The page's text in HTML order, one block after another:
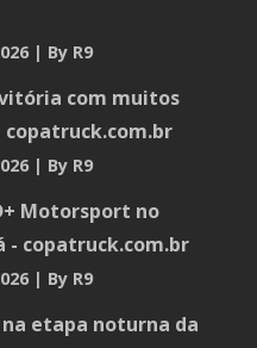
By R9
com muitos
copatruck.com.br
By R9
Motorsport no
- copatruck.com.br
By R9
etapa noturna da